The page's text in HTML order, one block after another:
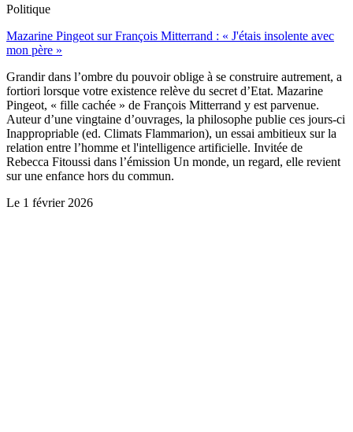
Politique
Mazarine Pingeot sur François Mitterrand : « J'étais insolente avec
mon père »
Grandir dans l’ombre du pouvoir oblige à se construire autrement, a
fortiori lorsque votre existence relève du secret d’Etat. Mazarine
Pingeot, « fille cachée » de François Mitterrand y est parvenue.
Auteur d’une vingtaine d’ouvrages, la philosophe publie ces jours-ci
Inappropriable (ed. Climats Flammarion), un essai ambitieux sur la
relation entre l’homme et l'intelligence artificielle. Invitée de
Rebecca Fitoussi dans l’émission Un monde, un regard, elle revient
sur une enfance hors du commun.
Le 1 février 2026